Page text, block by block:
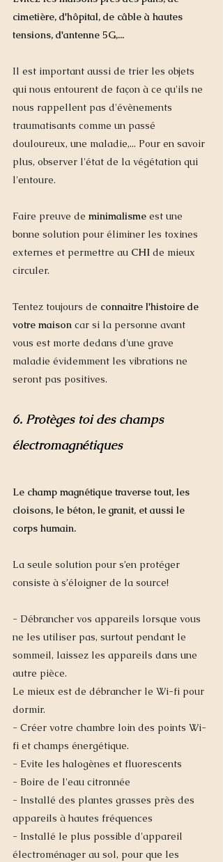
cimetière, d'hôpital, de câble à hautes
tensions, d'antenne 5G,...
Il est important aussi de trier les objets
qui nous entourent de façon à ce qu'ils ne
nous rappellent pas d'évènements
traumatisants comme un passé
douloureux, une maladie,... Pour en savoir
plus, observer l'état de la végétation qui
l'entoure.
Faire preuve de minimalisme est une
bonne solution pour éliminer les toxines
externes et permettre au CHI de mieux
circuler.
Tentez toujours de connaitre l'histoire de
votre maison car si la personne avant
vous est morte dedans d'une grave
maladie évidemment les vibrations ne
seront pas positives.
6. Protèges toi des champs
électromagnétiques
Le champ magnétique traverse tout, les
cloisons, le béton, le granit, et aussi le
corps humain.
La seule solution pour s’en protéger
consiste à s’éloigner de la source!
- Débrancher vos appareils lorsque vous
ne les utiliser pas, surtout pendant le
sommeil, laissez les appareils dans une
autre pièce.
Le mieux est de débrancher le Wi-fi pour
dormir.
- Créer votre chambre loin des points Wi-
fi et champs énergétique.
- Evite les halogènes et fluorescents
- Boire de l'eau citronnée
- Installé des plantes grasses près des
appareils à hautes fréquences
- Installé le plus possible d'appareil
électroménager au sol, pour que les